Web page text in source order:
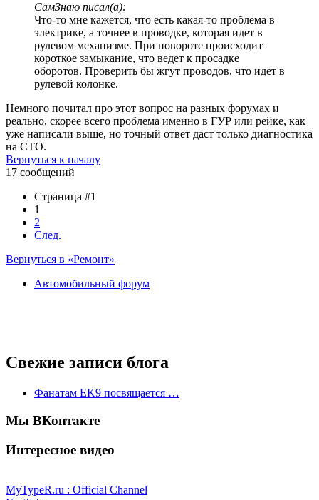
СамЗнаю писал(а):
Что-то мне кажется, что есть какая-то проблема в
электрике, а точнее в проводке, которая идет в
рулевом механизме. При повороте происходит
короткое замыкание, что ведет к просадке
оборотов. Проверить бы жгут проводов, что идет в
рулевой колонке.
Немного почитал про этот вопрос на разных форумах и
реально, скорее всего проблема именно в ГУР или рейке, как
уже написали выше, но точный ответ даст только диагностика
на СТО.
Вернуться к началу
17 сообщений
Страница #1
1
2
След.
Вернуться в «Ремонт»
Автомобильный форум
Свежие записи блога
Фанатам EK9 посвящается …
Мы ВКонтакте
Интересное видео
MyTypeR.ru : Official Channel